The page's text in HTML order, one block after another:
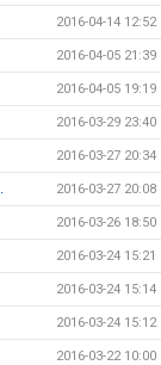
2016-04-14 12:52
2016-04-05 21:39
2016-04-05 19:19
2016-03-29 23:40
2016-03-27 20:34
2016-03-27 20:08
2016-03-26 18:50
2016-03-24 15:21
2016-03-24 15:14
2016-03-24 15:12
2016-03-22 10:00